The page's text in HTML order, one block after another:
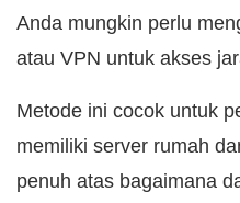
Anda mungkin perlu
atau VPN untuk akses
Metode ini cocok untuk
memiliki server rumah
penuh atas bagaimana